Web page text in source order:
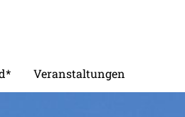
Veranstaltungen